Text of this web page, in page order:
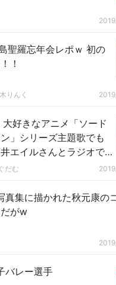
聖羅忘年会レポｗ 初の
！
りんく
好きなアニメ「ソード
」シリーズ主題歌でも
エイルさんとラジオで
夜「ちょこっとやってま
だむ
真集に描かれた秋元康の
がw
バレー選手